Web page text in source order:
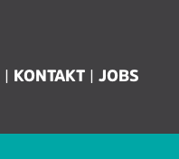
KONTAKT JOBS